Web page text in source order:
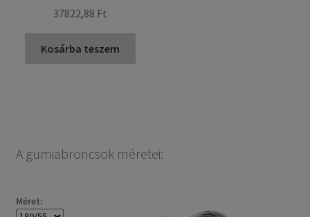
37822,88 Ft
Kosárba teszem
A gumiabroncsok méretei:
Méret: